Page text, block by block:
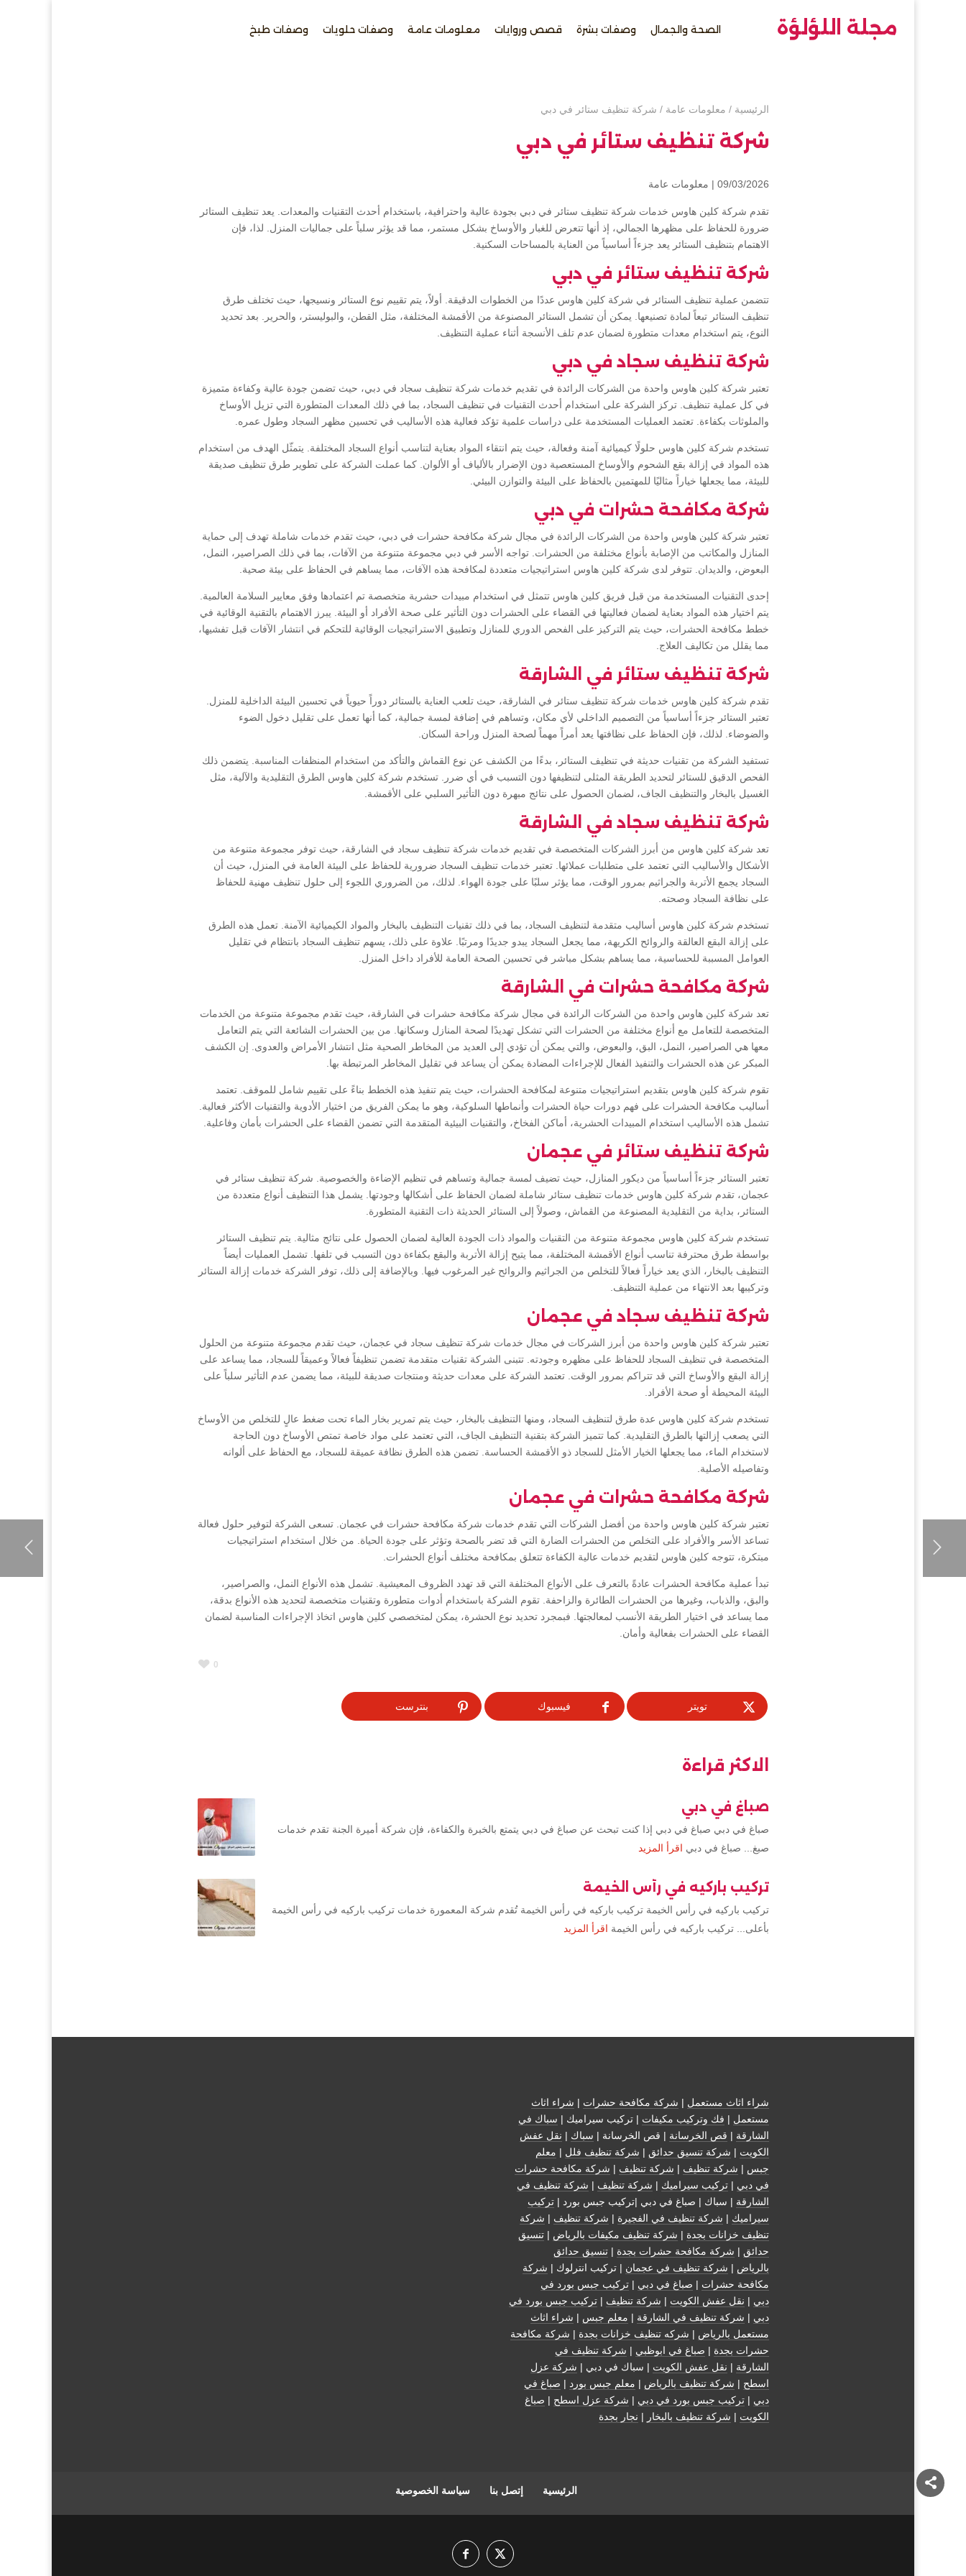
مجلة اللؤلؤة الصحة والجمال وصفات بشرة قصص وروايات معلومات عامة وصفات حلويات وصفات طبخ
الرئيسية / معلومات عامة / شركة تنظيف ستائر في دبي
شركة تنظيف ستائر في دبي
09/03/2026 | معلومات عامة
تقدم شركة كلين هاوس خدمات شركة تنظيف ستائر في دبي بجودة عالية واحترافية، باستخدام أحدث التقنيات والمعدات. يعد تنظيف الستائر
ضرورة للحفاظ على مظهرها الجمالي، إذ أنها تتعرض للغبار والأوساخ بشكل مستمر، مما قد يؤثر سلباً على جماليات المنزل. لذا، فإن
الاهتمام بتنظيف الستائر يعد جزءاً أساسياً من العناية بالمساحات السكنية.
شركة تنظيف ستائر في دبي
تتضمن عملية تنظيف الستائر في شركة كلين هاوس عددًا من الخطوات الدقيقة. أولاً، يتم تقييم نوع الستائر ونسيجها، حيث تختلف طرق
تنظيف الستائر تبعاً لمادة تصنيعها. يمكن أن تشمل الستائر المصنوعة من الأقمشة المختلفة، مثل القطن، والبوليستر، والحرير. بعد تحديد
النوع، يتم استخدام معدات متطورة لضمان عدم تلف الأنسجة أثناء عملية التنظيف.
شركة تنظيف سجاد في دبي
تعتبر شركة كلين هاوس واحدة من الشركات الرائدة في تقديم خدمات شركة تنظيف سجاد في دبي، حيث تضمن جودة عالية وكفاءة متميزة
في كل عملية تنظيف. تركز الشركة على استخدام أحدث التقنيات في تنظيف السجاد، بما في ذلك المعدات المتطورة التي تزيل الأوساخ
والملوثات بكفاءة. تعتمد العمليات المستخدمة على دراسات علمية تؤكد فعالية هذه الأساليب في تحسين مظهر السجاد وطول عمره.
تستخدم شركة كلين هاوس حلولًا كيميائية آمنة وفعالة، حيث يتم انتقاء المواد بعناية لتناسب أنواع السجاد المختلفة. يتمثّل الهدف من استخدام
هذه المواد في إزالة بقع الشحوم والأوساخ المستعصية دون الإضرار بالألياف أو الألوان. كما عملت الشركة على تطوير طرق تنظيف صديقة
للبيئة، مما يجعلها خياراً مثاليًا للمهتمين بالحفاظ على البيئة والتوازن البيئي.
شركة مكافحة حشرات في دبي
تعتبر شركة كلين هاوس واحدة من الشركات الرائدة في مجال شركة مكافحة حشرات في دبي، حيث تقدم خدمات شاملة تهدف إلى حماية
المنازل والمكاتب من الإصابة بأنواع مختلفة من الحشرات. تواجه الأسر في دبي مجموعة متنوعة من الآفات، بما في ذلك الصراصير، النمل،
البعوض، والديدان. تتوفر لدى شركة كلين هاوس استراتيجيات متعددة لمكافحة هذه الآفات، مما يساهم في الحفاظ على بيئة صحية.
إحدى التقنيات المستخدمة من قبل فريق كلين هاوس تتمثل في استخدام مبيدات حشرية متخصصة تم اعتمادها وفق معايير السلامة العالمية.
يتم اختيار هذه المواد بعناية لضمان فعاليتها في القضاء على الحشرات دون التأثير على صحة الأفراد أو البيئة. يبرز الاهتمام بالتقنية الوقائية في
خطط مكافحة الحشرات، حيث يتم التركيز على الفحص الدوري للمنازل وتطبيق الاستراتيجيات الوقائية للتحكم في انتشار الآفات قبل تفشيها،
مما يقلل من تكاليف العلاج.
شركة تنظيف ستائر في الشارقة
تقدم شركة كلين هاوس خدمات شركة تنظيف ستائر في الشارقة، حيث تلعب العناية بالستائر دوراً حيوياً في تحسين البيئة الداخلية للمنزل.
تعتبر الستائر جزءاً أساسياً من التصميم الداخلي لأي مكان، وتساهم في إضافة لمسة جمالية، كما أنها تعمل على تقليل دخول الضوء
والضوضاء. لذلك، فإن الحفاظ على نظافتها يعد أمراً مهماً لصحة المنزل وراحة السكان.
تستفيد الشركة من تقنيات حديثة في تنظيف الستائر، بدءًا من الكشف عن نوع القماش والتأكد من استخدام المنظفات المناسبة. يتضمن ذلك
الفحص الدقيق للستائر لتحديد الطريقة المثلى لتنظيفها دون التسبب في أي ضرر. تستخدم شركة كلين هاوس الطرق التقليدية والآلية، مثل
الغسيل بالبخار والتنظيف الجاف، لضمان الحصول على نتائج مبهرة دون التأثير السلبي على الأقمشة.
شركة تنظيف سجاد في الشارقة
تعد شركة كلين هاوس من أبرز الشركات المتخصصة في تقديم خدمات شركة تنظيف سجاد في الشارقة، حيث توفر مجموعة متنوعة من
الأشكال والأساليب التي تعتمد على متطلبات عملائها. تعتبر خدمات تنظيف السجاد ضرورية للحفاظ على البيئة العامة في المنزل، حيث أن
السجاد يجمع الأتربة والجراثيم بمرور الوقت، مما يؤثر سلبًا على جودة الهواء. لذلك، من الضروري اللجوء إلى حلول تنظيف مهنية للحفاظ
على نظافة السجاد وصحته.
تستخدم شركة كلين هاوس أساليب متقدمة لتنظيف السجاد، بما في ذلك تقنيات التنظيف بالبخار والمواد الكيميائية الآمنة. تعمل هذه الطرق
على إزالة البقع العالقة والروائح الكريهة، مما يجعل السجاد يبدو جديدًا ومرتبًا. علاوة على ذلك، يسهم تنظيف السجاد بانتظام في تقليل
العوامل المسببة للحساسية، مما يساهم بشكل مباشر في تحسين الصحة العامة للأفراد داخل المنزل.
شركة مكافحة حشرات في الشارقة
تعد شركة كلين هاوس واحدة من الشركات الرائدة في مجال شركة مكافحة حشرات في الشارقة، حيث تقدم مجموعة متنوعة من الخدمات
المتخصصة للتعامل مع أنواع مختلفة من الحشرات التي تشكل تهديدًا لصحة المنازل وسكانها. من بين الحشرات الشائعة التي يتم التعامل
معها هي الصراصير، النمل، البق، والبعوض، والتي يمكن أن تؤدي إلى العديد من المخاطر الصحية مثل انتشار الأمراض والعدوى. إن الكشف
المبكر عن هذه الحشرات والتنفيذ الفعال للإجراءات المضادة يمكن أن يساعد في تقليل المخاطر المرتبطة بها.
تقوم شركة كلين هاوس بتقديم استراتيجيات متنوعة لمكافحة الحشرات، حيث يتم تنفيذ هذه الخطط بناءً على تقييم شامل للموقف. تعتمد
أساليب مكافحة الحشرات على فهم دورات حياة الحشرات وأنماطها السلوكية، وهو ما يمكن الفريق من اختيار الأدوية والتقنيات الأكثر فعالية.
تشمل هذه الأساليب استخدام المبيدات الحشرية، أماكن الفخاخ، والتقنيات البيئية المتقدمة التي تضمن القضاء على الحشرات بأمان وفاعلية.
شركة تنظيف ستائر في عجمان
تعتبر الستائر جزءاً أساسياً من ديكور المنازل، حيث تضيف لمسة جمالية وتساهم في تنظيم الإضاءة والخصوصية. شركة تنظيف ستائر في
عجمان، تقدم شركة كلين هاوس خدمات تنظيف ستائر شاملة لضمان الحفاظ على أشكالها وجودتها. يشمل هذا التنظيف أنواع متعددة من
الستائر، بداية من التقليدية المصنوعة من القماش، وصولاً إلى الستائر الحديثة ذات التقنية المتطورة.
تستخدم شركة كلين هاوس مجموعة متنوعة من التقنيات والمواد ذات الجودة العالية لضمان الحصول على نتائج مثالية. يتم تنظيف الستائر
بواسطة طرق محترفة تناسب أنواع الأقمشة المختلفة، مما يتيح إزالة الأتربة والبقع بكفاءة دون التسبب في تلفها. تشمل العمليات أيضاً
التنظيف بالبخار، الذي يعد خياراً فعالاً للتخلص من الجراثيم والروائح غير المرغوب فيها. وبالإضافة إلى ذلك، توفر الشركة خدمات إزالة الستائر
وتركيبها بعد الانتهاء من عملية التنظيف.
شركة تنظيف سجاد في عجمان
تعتبر شركة كلين هاوس واحدة من أبرز الشركات في مجال خدمات شركة تنظيف سجاد في عجمان، حيث تقدم مجموعة متنوعة من الحلول
المتخصصة في تنظيف السجاد للحفاظ على مظهره وجودته. تتبنى الشركة تقنيات متقدمة تضمن تنظيفاً فعالاً وعميقاً للسجاد، مما يساعد على
إزالة البقع والأوساخ التي قد تتراكم بمرور الوقت. تعتمد الشركة على معدات حديثة ومنتجات صديقة للبيئة، مما يضمن عدم التأثير سلباً على
البيئة المحيطة أو صحة الأفراد.
تستخدم شركة كلين هاوس عدة طرق لتنظيف السجاد، ومنها التنظيف بالبخار، حيث يتم تمرير بخار الماء تحت ضغط عالٍ للتخلص من الأوساخ
التي يصعب إزالتها بالطرق التقليدية. كما تتميز الشركة بتقنية التنظيف الجاف، التي تعتمد على مواد خاصة تمتص الأوساخ دون الحاجة
لاستخدام الماء، مما يجعلها الخيار الأمثل للسجاد ذو الأقمشة الحساسة. تضمن هذه الطرق نظافة عميقة للسجاد، مع الحفاظ على ألوانه
وتفاصيله الأصلية.
شركة مكافحة حشرات في عجمان
تعتبر شركة كلين هاوس واحدة من أفضل الشركات التي تقدم خدمات شركة مكافحة حشرات في عجمان. تسعى الشركة لتوفير حلول فعالة
تساعد الأسر والأفراد على التخلص من الحشرات الضارة التي قد تضر بالصحة وتؤثر على جودة الحياة. من خلال استخدام استراتيجيات
مبتكرة، تتوجه كلين هاوس لتقديم خدمات عالية الكفاءة تتعلق بمكافحة مختلف أنواع الحشرات.
تبدأ عملية مكافحة الحشرات عادةً بالتعرف على الأنواع المختلفة التي قد تهدد الظروف المعيشية. تشمل هذه الأنواع النمل، والصراصير،
والبق، والذباب، وغيرها من الحشرات الطائرة والزاحفة. تقوم الشركة باستخدام أدوات متطورة وتقنيات متخصصة لتحديد هذه الأنواع بدقة،
مما يساعد في اختيار الطريقة الأنسب لمعالجتها. فبمجرد تحديد نوع الحشرة، يمكن لمتخصصي كلين هاوس اتخاذ الإجراءات المناسبة لضمان
القضاء على الحشرات بفعالية وأمان.
0
تويتر فيسبوك بنترست
الاكثر قراءة
صباغ في دبي
صباغ في دبي صباغ في دبي إذا كنت تبحث عن صباغ في دبي يتمتع بالخبرة والكفاءة، فإن شركة أميرة الجنة تقدم خدمات
صبغ... صباغ في دبي اقرأ المزيد
تركيب باركيه في رأس الخيمة
تركيب باركيه في رأس الخيمة تركيب باركيه في رأس الخيمة تُقدم شركة المعمورة خدمات تركيب باركيه في رأس الخيمة
بأعلى... تركيب باركيه في رأس الخيمة اقرأ المزيد
شراء اثاث مستعمل | شركة مكافحة حشرات | شراء اثاث
مستعمل | فك وتركيب مكيفات | تركيب سيراميك | سباك في
الشارقة | قص الخرسانة | قص الخرسانة | سباك | نقل عفش
الكويت | شركة تنسيق حدائق | شركة تنظيف فلل | معلم
جبس | شركة تنظيف | شركة تنظيف | شركة مكافحة حشرات
في دبي |تركيب سيراميك | شركة تنظيف | شركة تنظيف في
الشارقة | سباك | صباغ في دبي |تركيب جبس بورد |تركيب
سيراميك | شركة تنظيف في الفجيرة | شركة تنظيف | شركة
تنظيف خزانات بجدة | شركة تنظيف مكيفات بالرياض |تنسيق
حدائق | شركة مكافحة حشرات بجدة |تنسيق حدائق
بالرياض | شركة تنظيف في عجمان | تركيب انترلوك | شركة
مكافحة حشرات | صباغ في دبي |تركيب جبس بورد في
دبي | نقل عفش الكويت | شركة تنظيف |تركيب جبس بورد في
دبي | شركة تنظيف في الشارقة | معلم جبس | شراء اثاث
مستعمل بالرياض | شركه تنظيف خزانات بجدة | شركة مكافحة
حشرات بجدة | صباغ في ابوظبي | شركة تنظيف في
الشارقة | نقل عفش الكويت | سباك في دبي | شركة عزل
اسطح | شركة تنظيف بالرياض | معلم جبس بورد | صباغ في
دبي |تركيب جبس بورد في دبي | شركة عزل اسطح | صباغ
الكويت | شركة تنظيف بالبخار | نجار بجدة
الرئيسية إتصل بنا سياسة الخصوصية